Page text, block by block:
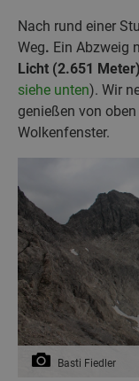
Nach rund einer
Weg. Ein Abzweig
Licht (2.651 Meter)
siehe unten). Wir
genießen von
Wolkenfenster.
Basti Fiedler